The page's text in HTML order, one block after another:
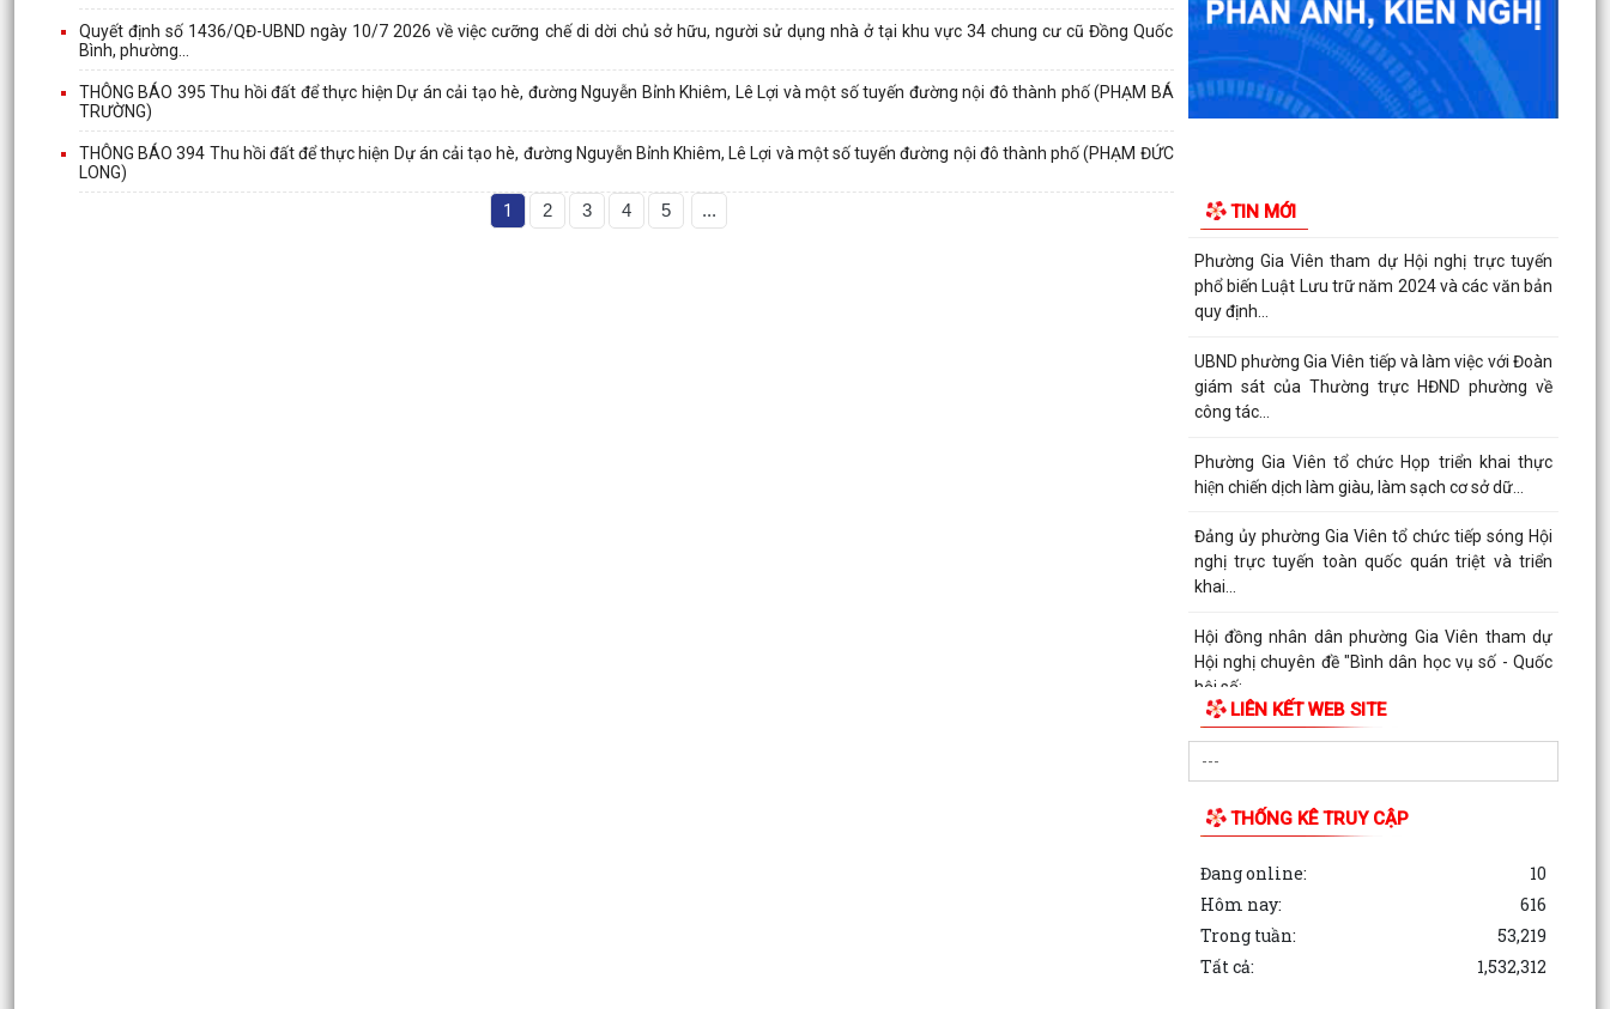
Quyết định số 1436/QĐ-UBND ngày 10/7 2026 về việc cưỡng chế di dời chủ sở hữu, người sử dụng nhà ở tại khu vực 34 chung cư cũ Đồng Quốc
Bình, phường...
THÔNG BÁO 395 Thu hồi đất để thực hiện Dự án cải tạo hè, đường Nguyễn Bỉnh Khiêm, Lê Lợi và một số tuyến đường nội đô thành phố (PHẠM BÁ
TRƯỜNG)
THÔNG BÁO 394 Thu hồi đất để thực hiện Dự án cải tạo hè, đường Nguyễn Bỉnh Khiêm, Lê Lợi và một số tuyến đường nội đô thành phố (PHẠM ĐỨC
LONG)
1 2 3 4 5 ... TIN MỚI
khai thực hiện công tác tuyển chọn và gọi công
Phường Gia Viên tổ chức đồng loạt ra quân tổng
dọn vệ sinh môi trường tại 73/73 tổ dân phố
niên tự nguyện viết đơn xin nhập ngũ.
Phường Gia Viên tham dự Hội nghị trực tuyến
phổ biến Luật Lưu trữ năm 2024 và các văn bản
quy định...
UBND phường Gia Viên tiếp và làm việc với Đoàn
giám sát của Thường trực HĐND phường về
công tác...
Phường Gia Viên tổ chức Họp triển khai thực
hiện chiến dịch làm giàu, làm sạch cơ sở dữ...
Đảng ủy phường Gia Viên tổ chức tiếp sóng Hội
nghị trực tuyến toàn quốc quán triệt và triển
khai...
Hội đồng nhân dân phường Gia Viên tham dự
Hội nghị chuyên đề "Bình dân học vụ số - Quốc
hội số:...
Hoạt động phối hợp của các tổ chức chính trị -
xã hội phường
Sáng ngày 11/9/2025, phường Gia viên tham
dự Hội nghị triển khai và tập huấn vận hành, sử
Ủy ban nhân dân phường Gia Viên tiếp tục phối
hợp với Công ty TNHH Môi trường và Đô thị Hải
Phòng...
LIÊN KẾT WEB SITE
THỐNG KÊ TRUY CẬP
Đang online:
10
Hôm nay:
616
Trong tuần:
53,219
Tất cả:
1,532,312